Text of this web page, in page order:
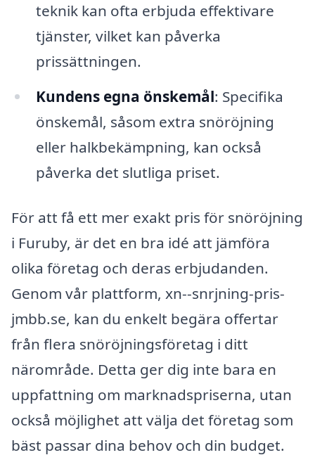
teknik kan ofta erbjuda effektivare
tjänster, vilket kan påverka
prissättningen.
Kundens egna önskemål: Specifika
önskemål, såsom extra snöröjning
eller halkbekämpning, kan också
påverka det slutliga priset.
För att få ett mer exakt pris för snöröjning
i Furuby, är det en bra idé att jämföra
olika företag och deras erbjudanden.
Genom vår plattform, xn--snrjning-pris-
jmbb.se, kan du enkelt begära offertar
från flera snöröjningsföretag i ditt
närområde. Detta ger dig inte bara en
uppfattning om marknadspriserna, utan
också möjlighet att välja det företag som
bäst passar dina behov och din budget.